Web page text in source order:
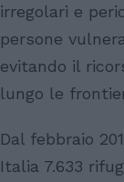
irregolari e
persone
evitando il
lungo le
Dal febbraio
Italia 7.633